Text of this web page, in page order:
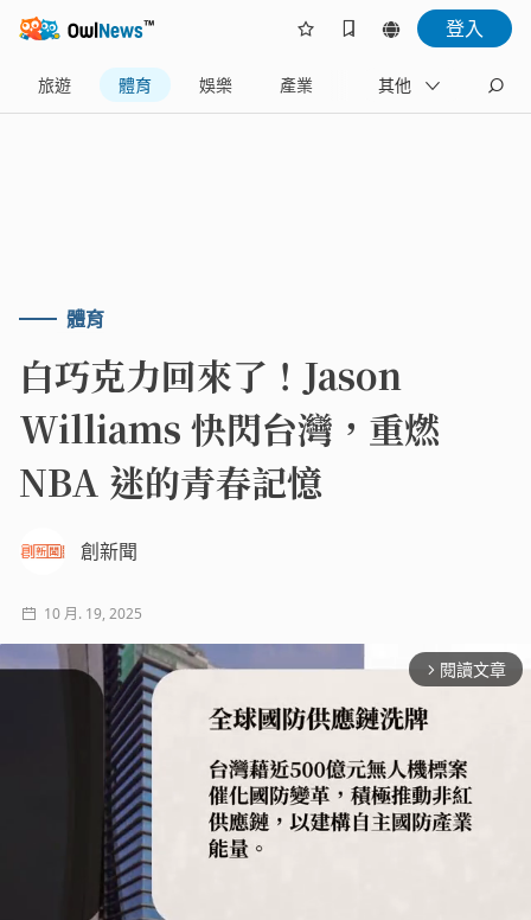
登入
旅遊 體育 娛樂 產業 藝文
其他
體育
白巧克力回來了！Jason
Williams 快閃台灣，重燃
NBA 迷的青春記憶
創新聞
10 月. 19, 2025
arrow_forward_ios 閱讀文章